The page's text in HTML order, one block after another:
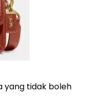
yang tidak boleh